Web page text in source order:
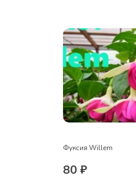
Фуксия Willem
80 ₽